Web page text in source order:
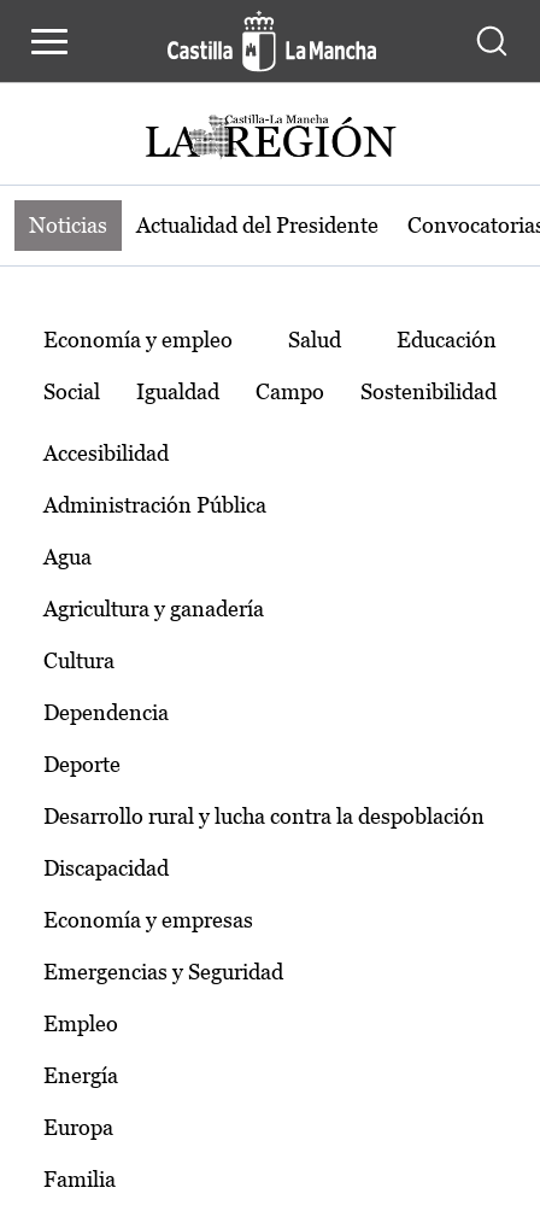
Noticias de la región de Castilla-La
Noticias Actualidad del Presidente
Temas
Economía y empleo Salud Educación
Social Igualdad Campo Sostenibilidad
Accesibilidad
Administración Pública
Agua
Agricultura y ganadería
Cultura
Dependencia
Deporte
Desarrollo rural y lucha contra la despoblación
Discapacidad
Economía y empresas
Emergencias y Seguridad
Empleo
Energía
Europa
Familia